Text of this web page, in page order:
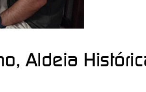
Aldeia